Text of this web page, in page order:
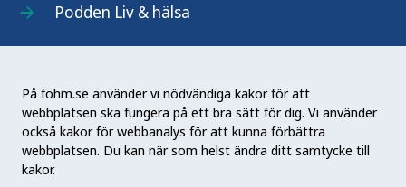
På fohm.se använder vi nödvändiga kakor för att
webbplatsen ska fungera på ett bra sätt för dig. Vi använder
också kakor för webbanalys för att kunna förbättra
webbplatsen. Du kan när som helst ändra ditt samtycke till
kakor.
Podden Liv & hälsa
Folkhälsomyndigheten (Fohm) är en nationell
kunskapsmyndighet som arbetar för en bättre
folkhälsa. Det gör myndigheten genom att